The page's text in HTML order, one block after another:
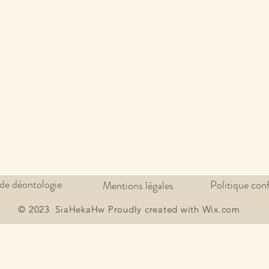
déontologie Mentions légales Politique
© 2023 SiaHekaHw Proudly created with Wix.com